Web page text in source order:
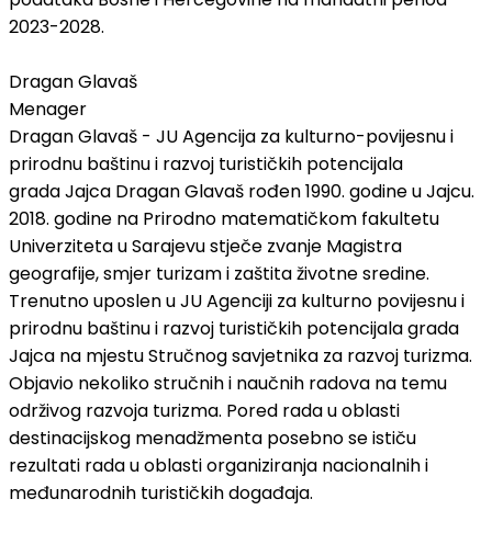
2023-2028.
Dragan Glavaš
Menager
Dragan Glavaš - JU Agencija za kulturno-povijesnu i
prirodnu baštinu i razvoj turističkih potencijala
grada Jajca Dragan Glavaš rođen 1990. godine u Jajcu.
2018. godine na Prirodno matematičkom fakultetu
Univerziteta u Sarajevu stječe zvanje Magistra
geografije, smjer turizam i zaštita životne sredine.
Trenutno uposlen u JU Agenciji za kulturno povijesnu i
prirodnu baštinu i razvoj turističkih potencijala grada
Jajca na mjestu Stručnog savjetnika za razvoj turizma.
Objavio nekoliko stručnih i naučnih radova na temu
održivog razvoja turizma. Pored rada u oblasti
destinacijskog menadžmenta posebno se ističu
rezultati rada u oblasti organiziranja nacionalnih i
međunarodnih turističkih događaja.